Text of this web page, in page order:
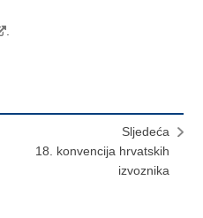
Sljedeća
18. konvencija hrvatskih
izvoznika